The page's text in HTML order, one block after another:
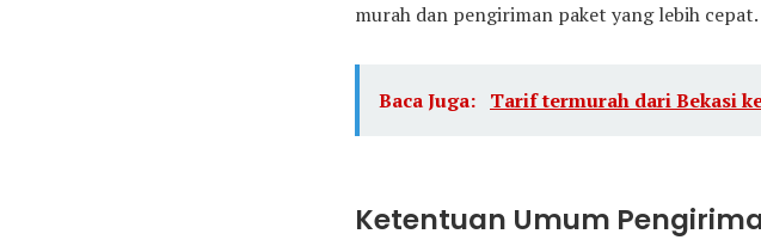
murah dan pengiriman paket yang lebih cepat.
Baca Juga: Tarif termurah dari Bekasi
Ketentuan Umum